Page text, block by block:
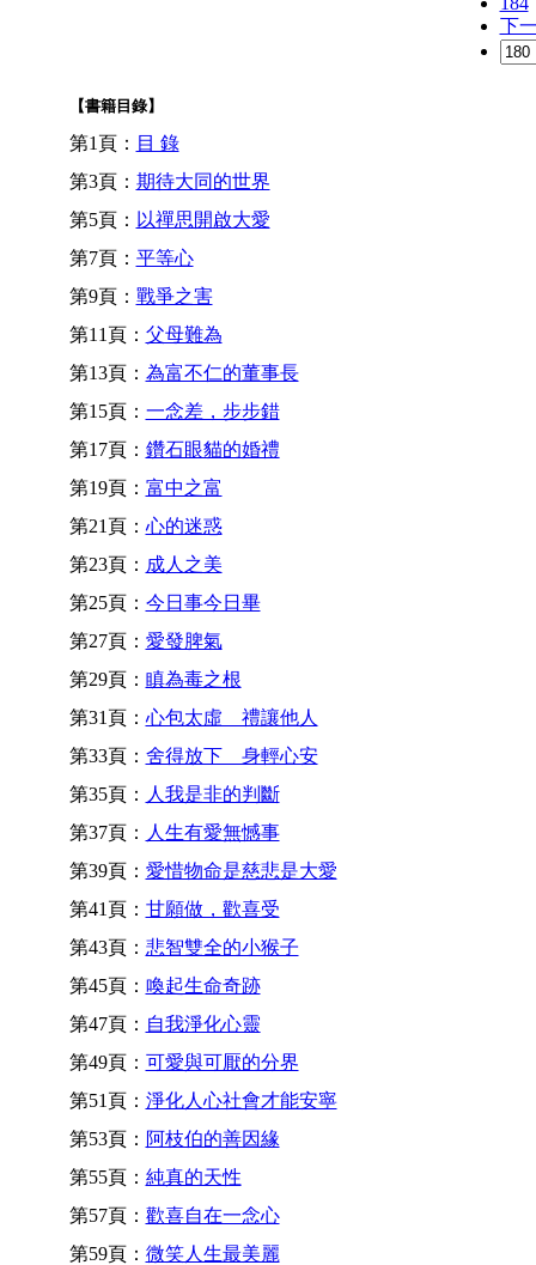
下
【書籍目錄】
第1頁： 目 錄
第3頁： 期待大同的世界
第5頁： 以禪思開啟大愛
第7頁： 平等心
第9頁： 戰爭之害
第11頁： 父母難為
第13頁： 為富不仁的董事長
第15頁： 一念差，步步錯
第17頁： 鑽石眼貓的婚禮
第19頁： 富中之富
第21頁： 心的迷惑
第23頁： 成人之美
第25頁： 今日事今日畢
第27頁： 愛發脾氣
第29頁： 瞋為毒之根
第31頁： 心包太虛 禮讓他人
第33頁： 舍得放下 身輕心安
第35頁： 人我是非的判斷
第37頁： 人生有愛無憾事
第39頁： 愛惜物命是慈悲是大愛
第41頁： 甘願做，歡喜受
第43頁： 悲智雙全的小猴子
第45頁： 喚起生命奇跡
第47頁： 自我淨化心靈
第49頁： 可愛與可厭的分界
第51頁： 淨化人心社會才能安寧
第53頁： 阿枝伯的善因緣
第55頁： 純真的天性
第57頁： 歡喜自在一念心
第59頁： 微笑人生最美麗